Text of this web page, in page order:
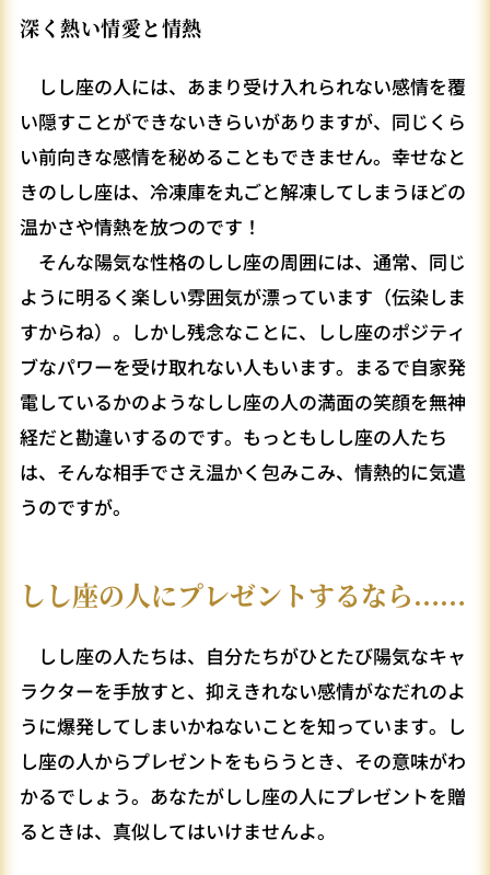
深く熱い情愛と情熱
しし座の人には、あまり受け入れられない感情を覆
い隠すことができないきらいがありますが、同じくら
い前向きな感情を秘めることもできません。幸せなと
きのしし座は、冷凍庫を丸ごと解凍してしまうほどの
温かさや情熱を放つのです！
そんな陽気な性格のしし座の周囲には、通常、同じ
ように明るく楽しい雰囲気が漂っています（伝染しま
すからね）。しかし残念なことに、しし座のポジティ
ブなパワーを受け取れない人もいます。まるで自家発
電しているかのようなしし座の人の満面の笑顔を無神
経だと勘違いするのです。もっともしし座の人たち
は、そんな相手でさえ温かく包みこみ、情熱的に気遣
うのですが。
しし座の人にプレゼントするなら……
しし座の人たちは、自分たちがひとたび陽気なキャ
ラクターを手放すと、抑えきれない感情がなだれのよ
うに爆発してしまいかねないことを知っています。し
し座の人からプレゼントをもらうとき、その意味がわ
かるでしょう。あなたがしし座の人にプレゼントを贈
るときは、真似してはいけませんよ。